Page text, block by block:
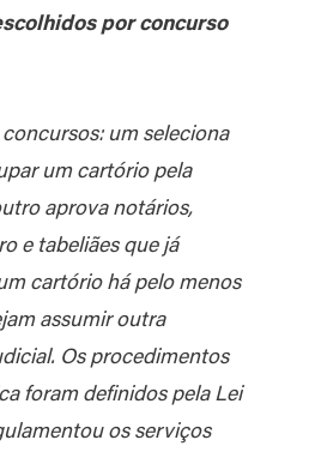
por concurso
um seleciona
um cartório pela
aprova notários,
e tabeliães que já
cartório há pelo menos
assumir outra
Os procedimentos
foram definidos pela Lei
os serviços